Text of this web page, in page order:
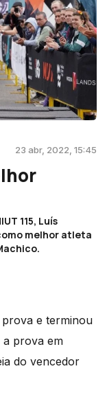
23 abr, 2022, 15:45
115, Luís
melhor atleta
prova e terminou
a prova em
do vencedor